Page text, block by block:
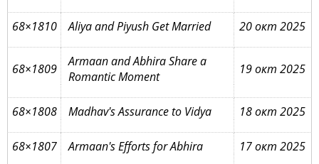
68×1810 Aliya and Piyush Get Married 20 окт 2025
68×1809
Armaan and Abhira Share a
Romantic Moment
19 окт 2025
68×1808 Madhav's Assurance to Vidya 18 окт 2025
68×1807 Armaan's Efforts for Abhira 17 окт 2025